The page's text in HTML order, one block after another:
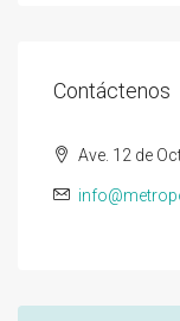
Contáctenos
Ave. 12 de